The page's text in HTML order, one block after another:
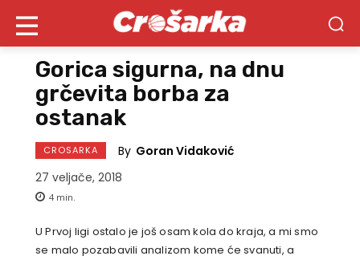
Gorica sigurna, na dnu
grčevita borba za
ostanak
CROSARKA By Goran Vidaković
27 veljače, 2018
4 min.
U Prvoj ligi ostalo je još osam kola do kraja, a mi smo
se malo pozabavili analizom kome će svanuti, a